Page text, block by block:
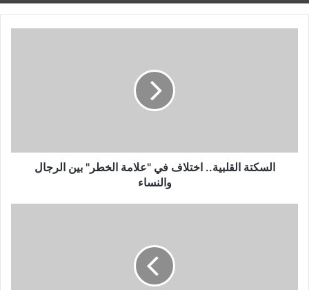
والنساء
السكتة القلبية.. اختلاف في "علامة الخطر" بين الرجال
والنساء